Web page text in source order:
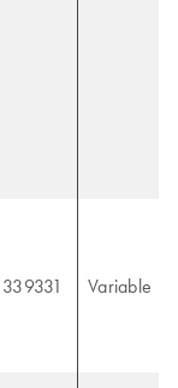
339331 Variable